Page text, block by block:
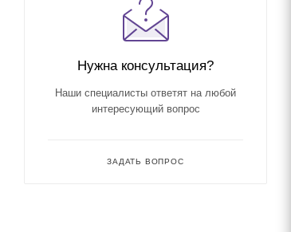
Нужна консультация?
Наши специалисты ответят на любой
интересующий вопрос
ЗАДАТЬ ВОПРОС